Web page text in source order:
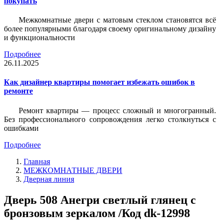
Межкомнатные двери с матовым стеклом становятся всё
более популярными благодаря своему оригинальному дизайну
и функциональности
Подробнее
26.11.2025
Как дизайнер квартиры помогает избежать ошибок в
ремонте
Ремонт квартиры — процесс сложный и многогранный.
Без профессионального сопровождения легко столкнуться с
ошибками
Подробнее
Главная
МЕЖКОМНАТНЫЕ ДВЕРИ
Дверная линия
Дверь 508 Анегри светлый глянец с
бронзовым зеркалом /Код dk-12998